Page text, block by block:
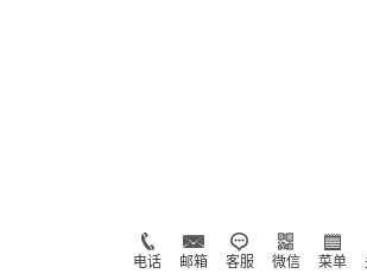
电话 邮箱 客服 微信 菜单